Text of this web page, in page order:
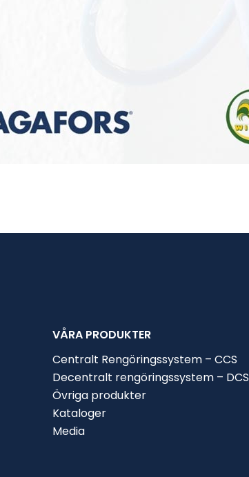
VÅRA PRODUKTER
Centralt Rengöringssystem – CCS
Decentralt rengöringssystem – DCS
Övriga produkter
Kataloger
Media